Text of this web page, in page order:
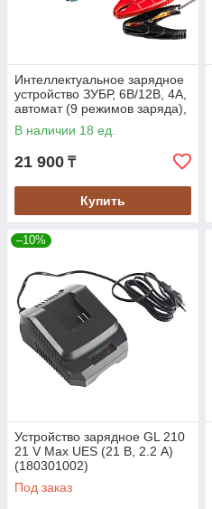
Интеллектуальное зарядное
устройство ЗУБР, 6В/12В, 4A,
автомат (9 режимов заряда),
IP65, серия Проф.(59300)
В наличии 18 ед.
21 900 ₸
Купить
–10%
Устройство зарядное GL 210
21 V Max UES (21 В, 2.2 A)
(180301002)
Под заказ